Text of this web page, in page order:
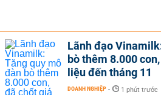
Lãnh đạo
bò thêm 8.000
liệu đến tháng 11
DOANH NGHIỆP - 1 phút trước